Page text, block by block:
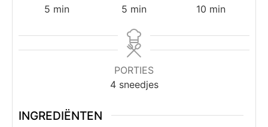
5 min
5 min
10 min
PORTIES
4 sneedjes
INGREDIËNTEN